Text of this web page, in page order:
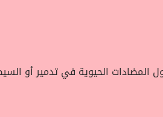
المضادات الحيوية في تدمير أو